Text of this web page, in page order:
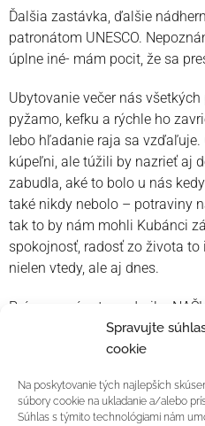
Spravujte
cookie
Na poskytovanie tých najlepších
súbory cookie na ukladanie a/alebo
Súhlas s týmito technológiami nám
Ďalšia zastávka, ďalšie
patronátom UNESCO.
úplne iné- mám pocit, že sa
Ubytovanie večer nás
pyžamo, kefku a rýchle ho
lebo hľadanie raja sa
kúpeľni, ale túžili by nazrieť aj
zabudla, aké to bolo u nás
také nikdy nebolo – potraviny
tak to by nám mohli Kubánci
spokojnosť, radosť zo života
nielen vtedy, ale aj dnes.
Práve sa nám to podarilo.
María. 4 dni v objatí luxusu,
pozitívnej energie. Až je mi
stoloch a s úsmevom opúšťajú